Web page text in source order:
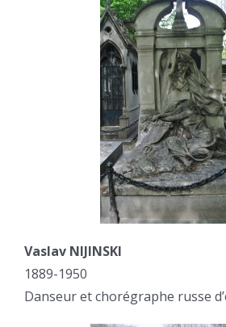
Vaslav NIJINSKI
1889-1950
Danseur et chorégraphe russe